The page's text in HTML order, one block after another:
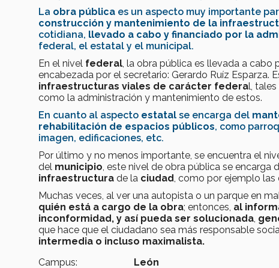
La obra pública es un aspecto muy importante
construcción y mantenimiento de la
cotidiana, llevado a cabo y financiado por la
federal, el estatal y el municipal.
En el nivel federal , la obra pública es llevada a cabo
encabezada por el secretario: Gerardo Ruíz Esparza.
infraestructuras viales de carácter federal,
como la administración y mantenimiento de estos.
En cuanto al aspecto estatal se encarga del
rehabilitación de espacios públicos, como
imagen, edificaciones, etc.
Por último y no menos importante, se encuentra el
del municipio , este nivel de obra pública se encarga
infraestructura de la ciudad , como por ejemplo
Muchas veces, al ver una autopista o un parque en
quién está a cargo de la obra; entonces, al
inconformidad, y así pueda ser solucionada
que hace que el ciudadano sea más responsable
intermedia o incluso maximalista.
Campus:
León